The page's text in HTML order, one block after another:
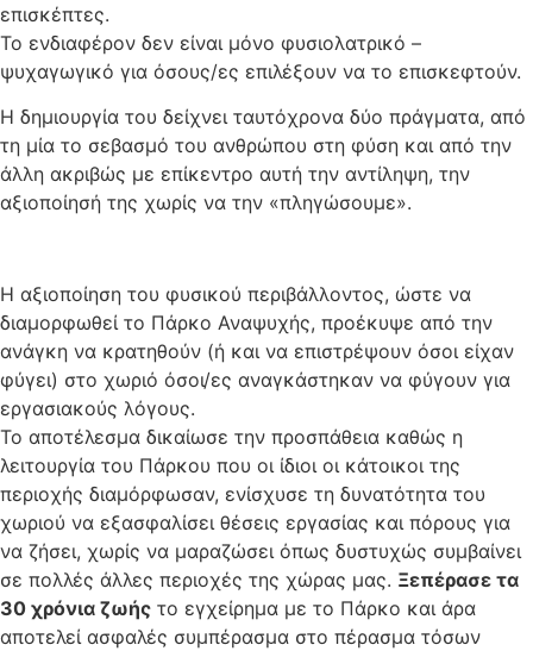
επισκέπτες.
Το ενδιαφέρον δεν είναι μόνο φυσιολατρικό –
ψυχαγωγικό για όσους/ες επιλέξουν να το επισκεφτούν.
Η δημιουργία του δείχνει ταυτόχρονα δύο πράγματα, από
τη μία το σεβασμό του ανθρώπου στη φύση και από την
άλλη ακριβώς με επίκεντρο αυτή την αντίληψη, την
αξιοποίησή της χωρίς να την «πληγώσουμε».
Η αξιοποίηση του φυσικού περιβάλλοντος, ώστε να
διαμορφωθεί το Πάρκο Αναψυχής, προέκυψε από την
ανάγκη να κρατηθούν (ή και να επιστρέψουν όσοι είχαν
φύγει) στο χωριό όσοι/ες αναγκάστηκαν να φύγουν για
εργασιακούς λόγους.
Το αποτέλεσμα δικαίωσε την προσπάθεια καθώς η
λειτουργία του Πάρκου που οι ίδιοι οι κάτοικοι της
περιοχής διαμόρφωσαν, ενίσχυσε τη δυνατότητα του
χωριού να εξασφαλίσει θέσεις εργασίας και πόρους για
να ζήσει, χωρίς να μαραζώσει όπως δυστυχώς συμβαίνει
σε πολλές άλλες περιοχές της χώρας μας. Ξεπέρασε τα
30 χρόνια ζωής το εγχείρημα με το Πάρκο και άρα
αποτελεί ασφαλές συμπέρασμα στο πέρασμα τόσων